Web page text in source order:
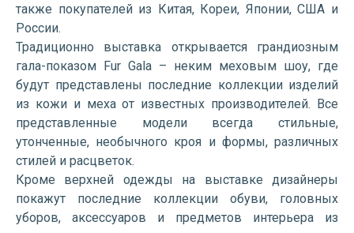
также покупателей из Китая, Кореи, Японии, США и
России.
Традиционно выставка открывается грандиозным
гала-показом Fur Gala – неким меховым шоу, где
будут представлены последние коллекции изделий
из кожи и меха от известных производителей. Все
представленные модели всегда стильные,
утонченные, необычного кроя и формы, различных
стилей и расцветок.
Кроме верхней одежды на выставке дизайнеры
покажут последние коллекции обуви, головных
уборов, аксессуаров и предметов интерьера из